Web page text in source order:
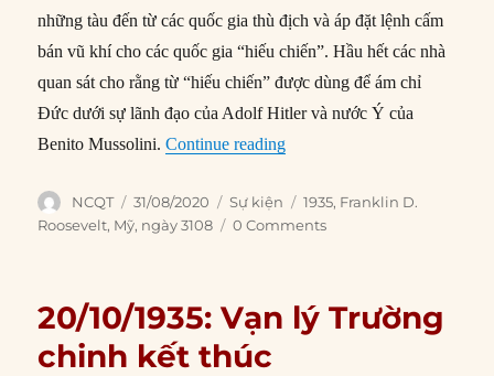
những tàu đến từ các quốc gia thù địch và áp đặt lệnh cấm
bán vũ khí cho các quốc gia “hiếu chiến”. Hầu hết các nhà
quan sát cho rằng từ “hiếu chiến” được dùng để ám chỉ
Đức dưới sự lãnh đạo của Adolf Hitler và nước Ý của
Benito Mussolini. Continue reading“31/08/1935: Tổng thống
Author
NCQT
Posted
on
31/08/2020 Categories
Sự kiện Tags
1935, Franklin D.
Roosevelt, Mỹ, ngày 3108 0 Comments
20/10/1935: Vạn lý Trường
chinh kết thúc